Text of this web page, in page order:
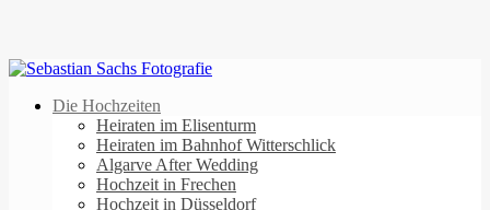
Die Hochzeiten
Heiraten im Elisenturm
Heiraten im Bahnhof Witterschlick
Algarve After Wedding
Hochzeit in Frechen
Hochzeit in Düsseldorf